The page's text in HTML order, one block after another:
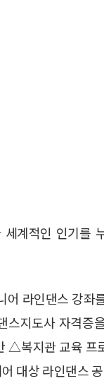
계적인 인기를
라인댄스 강좌
지도사 자격증
복지관 교육 프
대상 라인댄스